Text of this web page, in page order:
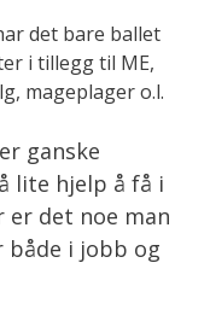
det bare ballet
i tillegg til ME,
mageplager o.l.
ganske
lite hjelp å få i
er det noe man
både i jobb og